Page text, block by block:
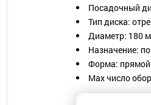
Посадочный
Тип диска:
Диаметр: 180
Назначение:
Форма:
Max число